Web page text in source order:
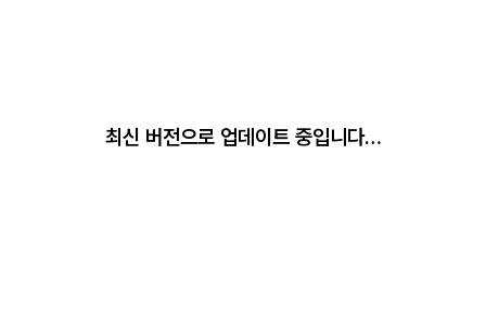
최신 버전으로 업데이트 중입니다…